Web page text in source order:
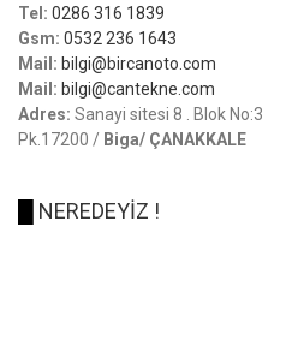
Tel: 0286 316 1839
Gsm: 0532 236 1643
Mail: bilgi@bircanoto.com
Mail: bilgi@cantekne.com
Adres: Sanayi sitesi 8 . Blok No:3
Pk.17200 / Biga/ ÇANAKKALE
NEREDEYİZ !